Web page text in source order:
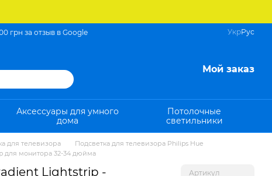
грн за отзыв в Google УкрРус
Мой заказ
Аксессуары для умного
дома
Потолочные
светильники
для телевизора
Подсветка для телевизора Philips Hue
для монитора 32-34 дюйма
Lightstrip -
Артикул